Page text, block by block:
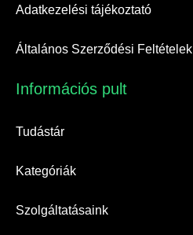
Adatkezelési tájékoztató
Általános Szerződési Feltételek
Információs pult​
Tudástár
Kategóriák
Szolgáltatásaink